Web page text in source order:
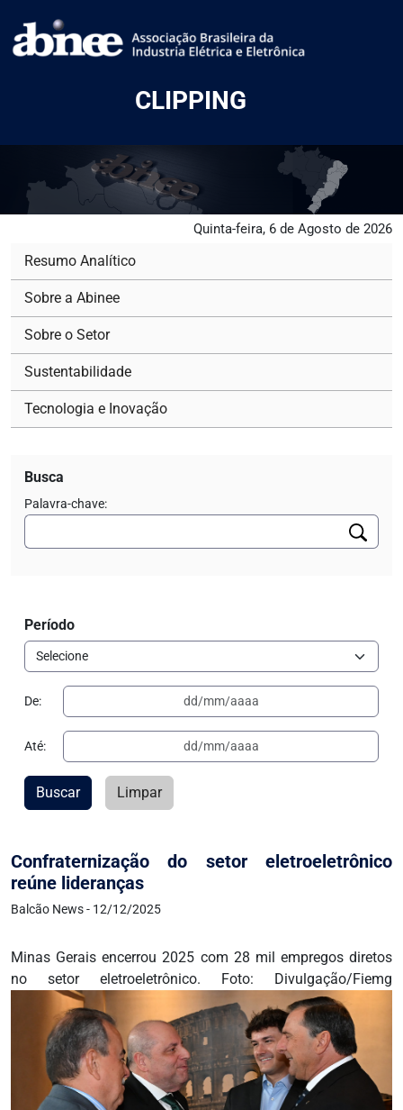
CLIPPING
Quinta-feira, 6 de Agosto de 2026
Confraternização do setor eletroeletrônico
reúne lideranças
Balcão News - 12/12/2025
Minas Gerais encerrou 2025 com 28 mil empregos diretos
no setor eletroeletrônico. Foto: Divulgação/Fiemg
Resumo Analítico
Sobre a Abinee
Sobre o Setor
Sustentabilidade
Tecnologia e Inovação
Busca
Palavra-chave:
Período
De:
Até:
Buscar Limpar